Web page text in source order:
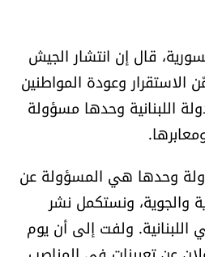
قال إن انتشار الجيش
الاستقرار وعودة المواطنين
اللبنانية وحدها مسؤولة
وحدها هي المسؤولة عن
والجوية، ونستكمل نشر
ولفت إلى أن يوم